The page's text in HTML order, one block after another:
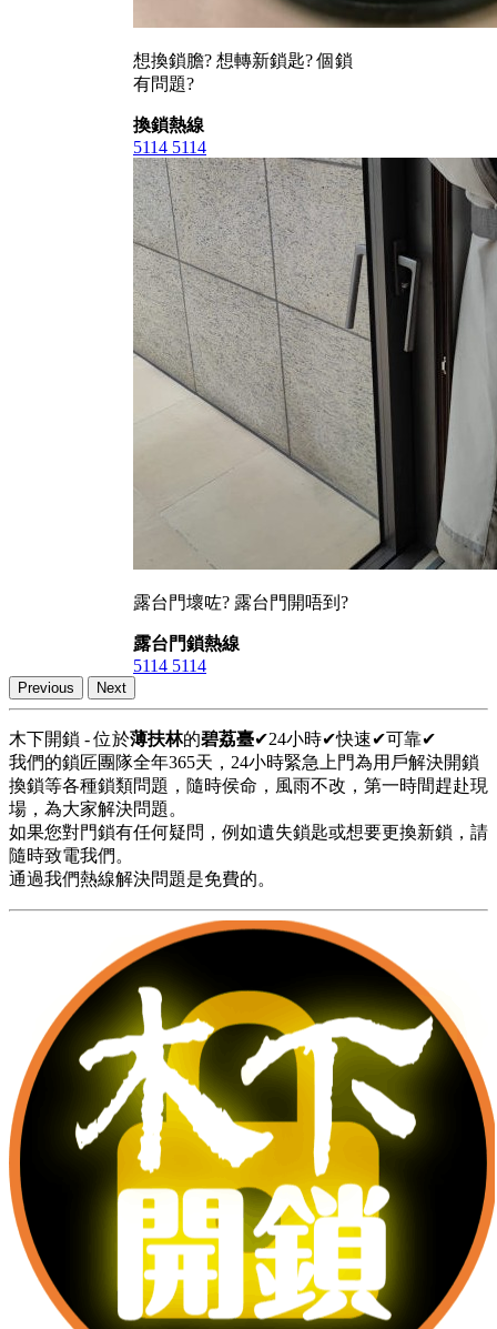
想換鎖膽? 想轉新鎖匙? 個鎖
有問題?
換鎖熱線
5114 5114
露台門壞咗? 露台門開唔到?
露台門鎖熱線
5114 5114
Previous Next
木下開鎖 - 位於薄扶林的碧荔臺✔24小時✔快速✔可靠✔
我們的鎖匠團隊全年365天，24小時緊急上門為用戶解決開鎖
換鎖等各種鎖類問題，隨時侯命，風雨不改，第一時間趕赴現
場，為大家解決問題。
如果您對門鎖有任何疑問，例如遺失鎖匙或想要更換新鎖，請
隨時致電我們。
通過我們熱線解決問題是免費的。